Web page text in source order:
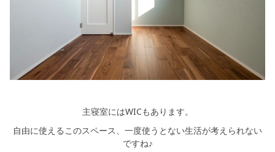
主寝室にはWICもあります。
自由に使えるこのスペース、一度使うとない生活が考えられない
ですね♪